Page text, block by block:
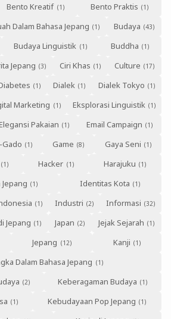
Bento Kreatif
Bento Praktis
Dalam Bahasa Jepang
Budaya
Budaya Linguistik
Buddha
Jepang Ciri Khas
Culture
Dialek
Dialek Tokyo
Marketing
Eksplorasi Linguistik
Pakaian
Email Campaign
Game
Gaya Seni
Hacker
Harajuku
Identitas Kota
Industri
Informasi
Jepang Japan
Jejak Sejarah
Jepang
Kanji
Dalam Bahasa Jepang
Keberagaman Budaya
Kebudayaan Pop Jepang